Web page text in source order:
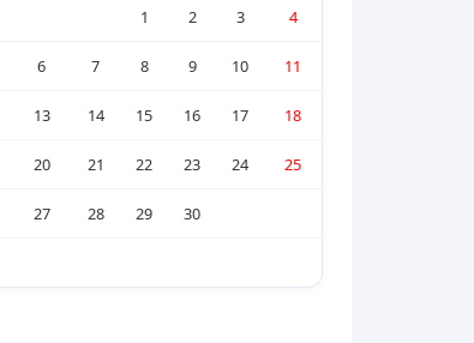
1 2 3 4
6 7 8 9 10 11
13 14 15 16 17 18
20 21 22 23 24 25
27 28 29 30